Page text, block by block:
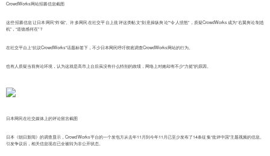
CrowdWorks网站招募信息截图
这些招募信息让日本网民“炸锅”。许多网民在社交平台上批评这类帖文“刻意操纵舆论”“令人愤怒”，质疑CrowdWorks成为“右翼舆论制造
机”，“道德感何在”？
在社交平台上“抗议CrowdWorks”话题标签下，不少日本网民呼吁彻底调查CrowdWorks网站的行为。
也有人质疑当前舆论环境，认为这就是高市上台后虽没有什么特别的政绩，网络上对她却有不少“力挺”的原因。
日本网民在社交媒体上的评论留言截图
日本《朝日新闻》的调查显示，CrowdWorks平台的一个发包方从去年11月到今年11月已至少发布了14条征集“批评中国”主题视频的信息。
引发争议后，相关信息现在已全被转为非公开状态。